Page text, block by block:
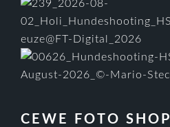
CEWE FOTO SHOP